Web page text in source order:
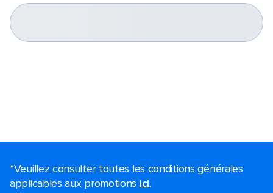
*Veuillez consulter toutes les conditions générales
applicables aux promotions ici.